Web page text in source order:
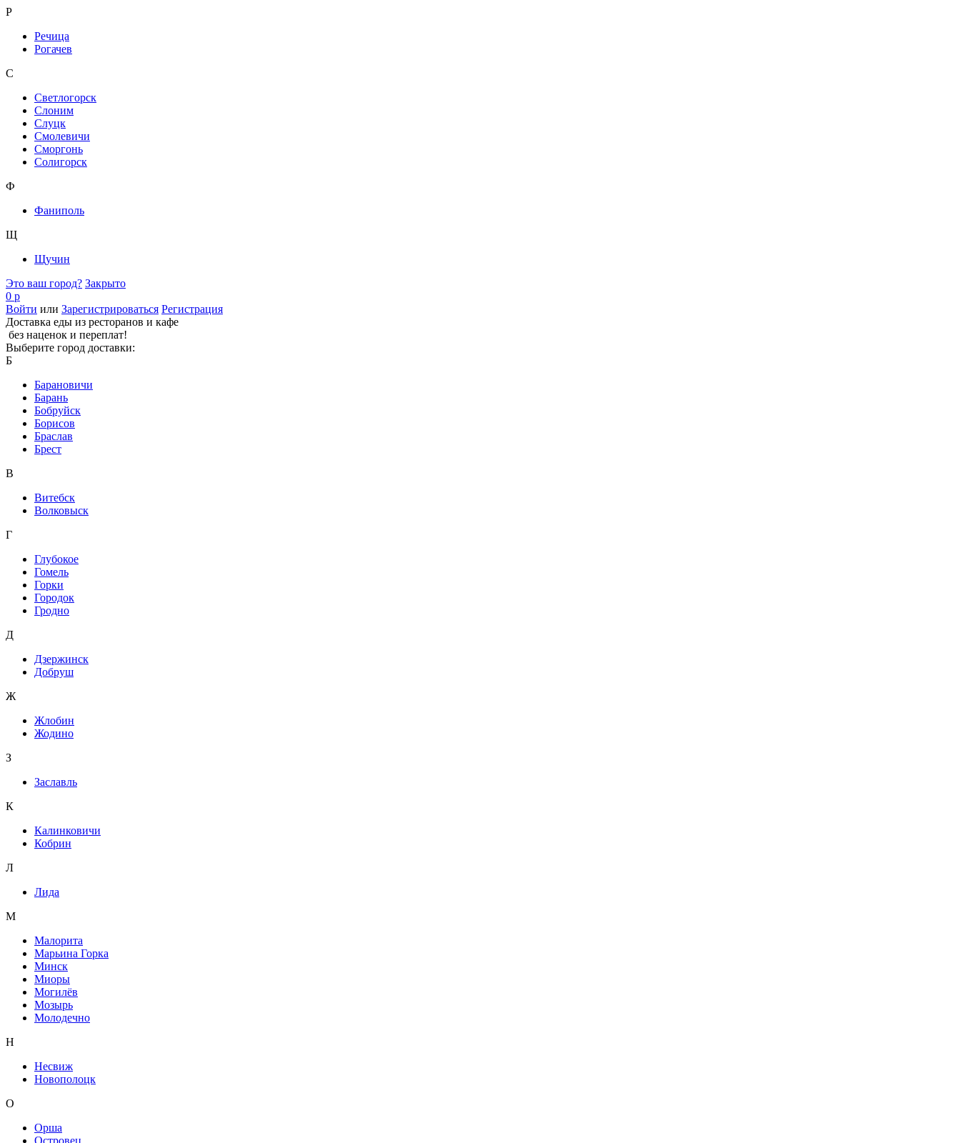
Р
Речица
Рогачев
С
Светлогорск
Слоним
Слуцк
Смолевичи
Сморгонь
Солигорск
Ф
Фаниполь
Щ
Щучин
Это ваш город? Закрыто
0 р
Войти или Зарегистрироваться Регистрация
Доставка еды из ресторанов и кафе
без наценок и переплат!
Выберите город доставки:
Б
Барановичи
Барань
Бобруйск
Борисов
Браслав
Брест
В
Витебск
Волковыск
Г
Глубокое
Гомель
Горки
Городок
Гродно
Д
Дзержинск
Добруш
Ж
Жлобин
Жодино
З
Заславль
К
Калинковичи
Кобрин
Л
Лида
М
Малорита
Марьина Горка
Минск
Миоры
Могилёв
Мозырь
Молодечно
Н
Несвиж
Новополоцк
О
Орша
Островец